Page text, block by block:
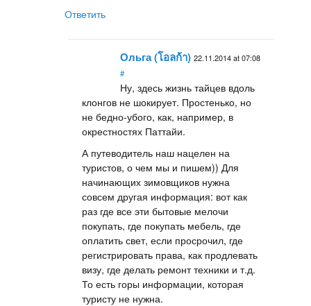
Ответить
Ольга (โอลก้า) 22.11.2014 at 07:08
#
Ну, здесь жизнь тайцев вдоль
клонгов не шокирует. Простенько, но
не бедно-убого, как, например, в
окрестностях Паттайи.
А путеводитель наш нацелен на
туристов, о чем мы и пишем)) Для
начинающих зимовщиков нужна
совсем другая информация: вот как
раз где все эти бытовые мелочи
покупать, где покупать мебель, где
оплатить свет, если просрочил, где
регистрировать права, как продлевать
визу, где делать ремонт техники и т.д.
То есть горы информации, которая
туристу не нужна.